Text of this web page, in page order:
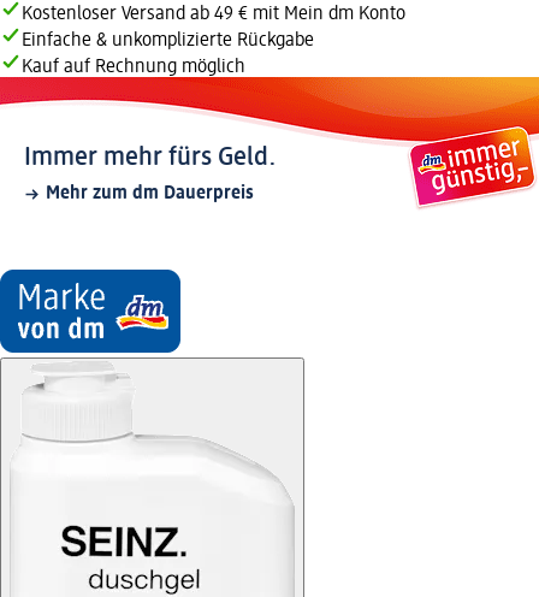
Kostenloser Versand ab 49 € mit Mein dm Konto
Einfache & unkomplizierte Rückgabe
Kauf auf Rechnung möglich
Immer mehr fürs Geld.
Mehr zum dm Dauerpreis